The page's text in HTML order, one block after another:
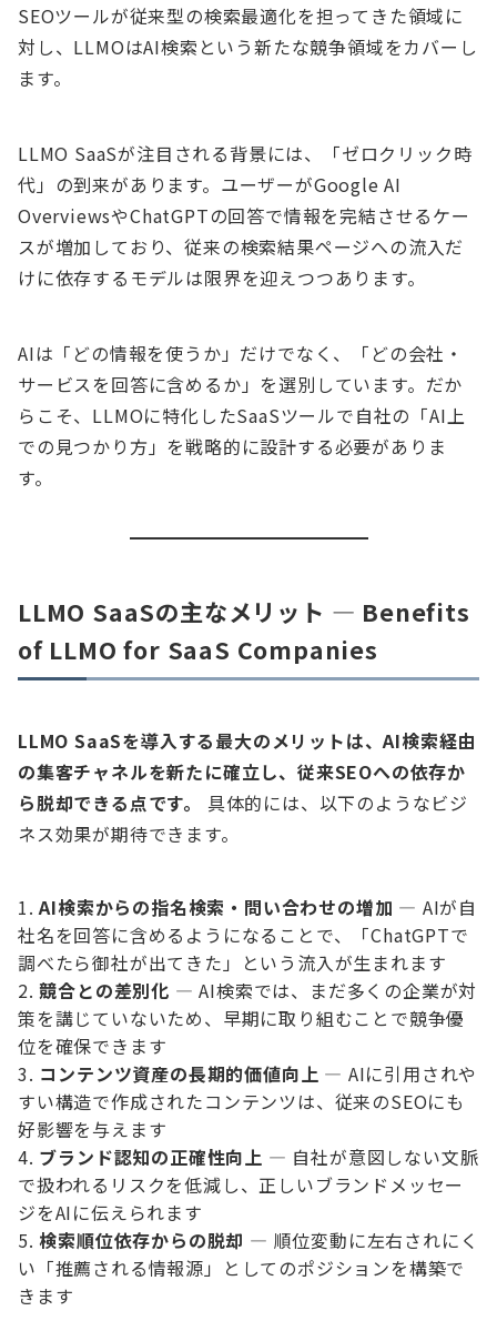
SEOツールが従来型の検索最適化を担ってきた領域に
対し、LLMOはAI検索という新たな競争領域をカバーし
ます。
LLMO SaaSが注目される背景には、「ゼロクリック時
代」の到来があります。ユーザーがGoogle AI
OverviewsやChatGPTの回答で情報を完結させるケー
スが増加しており、従来の検索結果ページへの流入だ
けに依存するモデルは限界を迎えつつあります。
AIは「どの情報を使うか」だけでなく、「どの会社・
サービスを回答に含めるか」を選別しています。だか
らこそ、LLMOに特化したSaaSツールで自社の「AI上
での見つかり方」を戦略的に設計する必要がありま
す。
LLMO SaaSの主なメリット — Benefits
of LLMO for SaaS Companies
LLMO SaaSを導入する最大のメリットは、AI検索経由
の集客チャネルを新たに確立し、従来SEOへの依存か
ら脱却できる点です。
具体的には、以下のようなビジ
ネス効果が期待できます。
AI検索からの指名検索・問い合わせの増加 — AIが自
社名を回答に含めるようになることで、「ChatGPTで
調べたら御社が出てきた」という流入が生まれます
競合との差別化 — AI検索では、まだ多くの企業が対
策を講じていないため、早期に取り組むことで競争優
位を確保できます
コンテンツ資産の長期的価値向上 — AIに引用されや
すい構造で作成されたコンテンツは、従来のSEOにも
好影響を与えます
ブランド認知の正確性向上 — 自社が意図しない文脈
で扱われるリスクを低減し、正しいブランドメッセー
ジをAIに伝えられます
検索順位依存からの脱却 — 順位変動に左右されにく
い「推薦される情報源」としてのポジションを構築で
きます